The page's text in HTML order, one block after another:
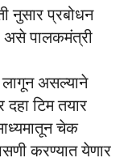
नुसार प्रबोधन
असे पालकमंत्री
लागून असल्याने
दहा टिम तयार
चेक
करण्यात येणार